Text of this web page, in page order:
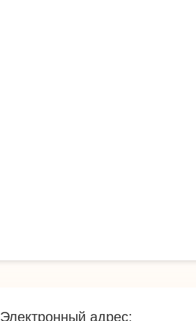
Электронный адрес: